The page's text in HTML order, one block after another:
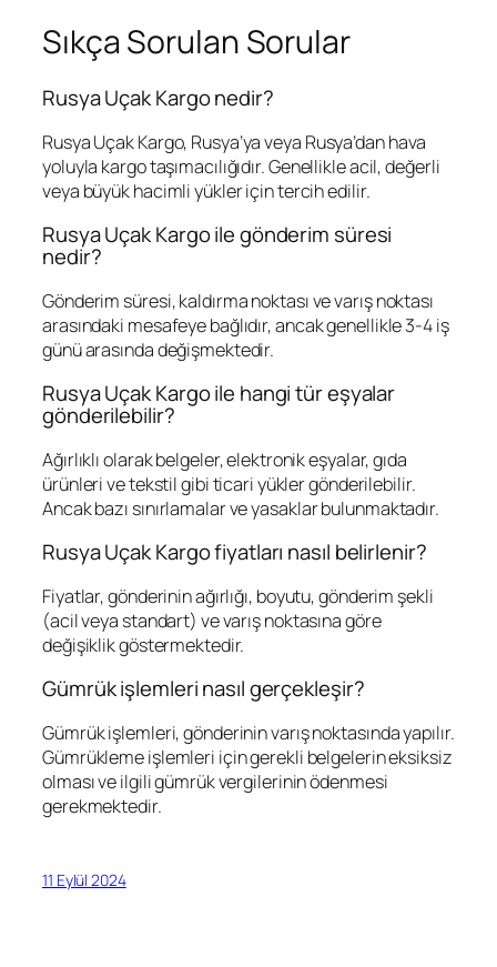
Sıkça Sorulan Sorular
Rusya Uçak Kargo nedir?
Rusya Uçak Kargo, Rusya’ya veya Rusya’dan hava
yoluyla kargo taşımacılığıdır. Genellikle acil, değerli
veya büyük hacimli yükler için tercih edilir.
Rusya Uçak Kargo ile gönderim süresi
nedir?
Gönderim süresi, kaldırma noktası ve varış noktası
arasındaki mesafeye bağlıdır, ancak genellikle 3-4 iş
günü arasında değişmektedir.
Rusya Uçak Kargo ile hangi tür eşyalar
gönderilebilir?
Ağırlıklı olarak belgeler, elektronik eşyalar, gıda
ürünleri ve tekstil gibi ticari yükler gönderilebilir.
Ancak bazı sınırlamalar ve yasaklar bulunmaktadır.
Rusya Uçak Kargo fiyatları nasıl belirlenir?
Fiyatlar, gönderinin ağırlığı, boyutu, gönderim şekli
(acil veya standart) ve varış noktasına göre
değişiklik göstermektedir.
Gümrük işlemleri nasıl gerçekleşir?
Gümrük işlemleri, gönderinin varış noktasında yapılır.
Gümrükleme işlemleri için gerekli belgelerin eksiksiz
olması ve ilgili gümrük vergilerinin ödenmesi
gerekmektedir.
11 Eylül 2024